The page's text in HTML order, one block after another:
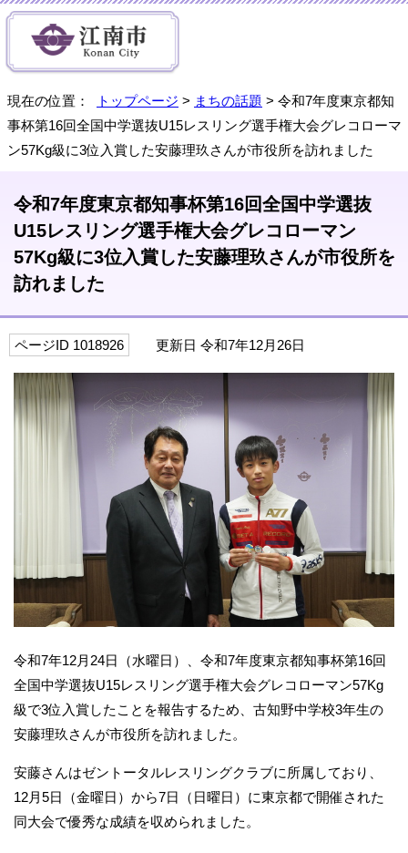
現在の位置： トップページ > まちの話題 > 令和7年度東京都知
事杯第16回全国中学選抜U15レスリング選手権大会グレコローマ
ン57Kg級に3位入賞した安藤理玖さんが市役所を訪れました
令和7年度東京都知事杯第16回全国中学選抜
U15レスリング選手権大会グレコローマン
57Kg級に3位入賞した安藤理玖さんが市役所を
訪れました
ページID 1018926 更新日 令和7年12月26日
令和7年12月24日（水曜日）、令和7年度東京都知事杯第16回
全国中学選抜U15レスリング選手権大会グレコローマン57Kg
級で3位入賞したことを報告するため、古知野中学校3年生の
安藤理玖さんが市役所を訪れました。
安藤さんはゼントータルレスリングクラブに所属しており、
12月5日（金曜日）から7日（日曜日）に東京都で開催された
同大会で優秀な成績を収められました。